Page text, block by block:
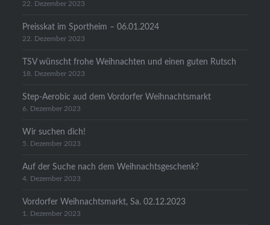
22. Dezember 2023
Preisskat im Sportheim – 06.01.2024
22. Dezember 2023
TSV wünscht frohe Weihnachten und einen guten Rutsch
18. Dezember 2023
Step-Aerobic aud dem Vordorfer Weihnachtsmarkt
6. Dezember 2023
Wir suchen dich!
5. Dezember 2023
Auf der Suche nach dem Weihnachtsgeschenk?
4. Dezember 2023
Vordorfer Weihnachtsmarkt, Sa. 02.12.2023
1. Dezember 2023